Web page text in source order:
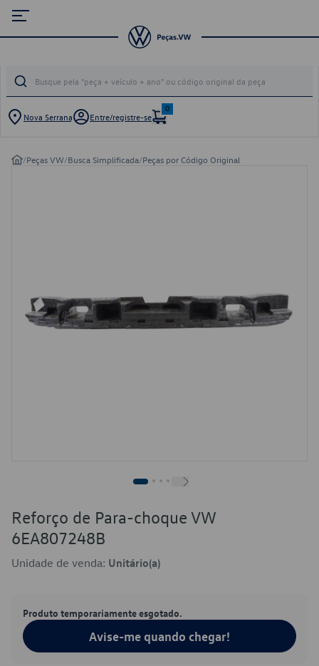
Nova Serrana Entre/registre-se
0
/Peças VW/Busca Simplificada/Peças por Código Original
Reforço de Para-choque VW
6EA807248B
Unidade de venda: Unitário(a)
Produto temporariamente esgotado.
Avise-me quando chegar!